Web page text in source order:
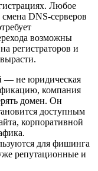
Любое
DNS-серверов
возможны
регистраторов и
— не юридическая
компания
домен. Он
доступным
корпоративной
для фишинга
репутационные и